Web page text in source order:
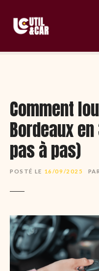
t
Comment
Bordeaux
pas à pas)
POSTÉ LE 16/09/2025 PAR